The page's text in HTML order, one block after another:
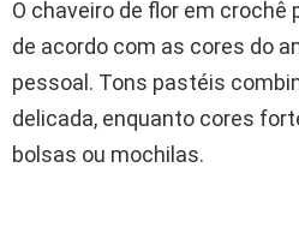
O chaveiro de flor em crochê
de acordo com as cores do
pessoal. Tons pastéis
delicada, enquanto cores
bolsas ou mochilas.